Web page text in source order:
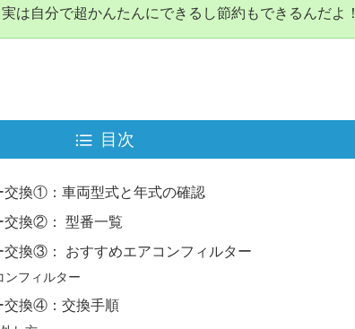
実は自分で超かんたんにできるし節約もできるんだよ！
目次
交換①：車両型式と年式の確認
交換②： 型番一覧
換③： おすすめエアコンフィルター
ンフィルター
交換④：交換手順